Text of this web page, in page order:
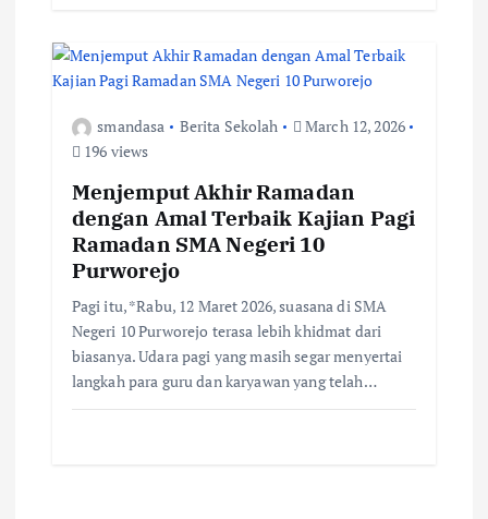
smandasa Berita Sekolah
March 12, 2026
196 views
Menjemput Akhir Ramadan
dengan Amal Terbaik Kajian Pagi
Ramadan SMA Negeri 10
Purworejo
Pagi itu, *Rabu, 12 Maret 2026, suasana di SMA
Negeri 10 Purworejo terasa lebih khidmat dari
biasanya. Udara pagi yang masih segar menyertai
langkah para guru dan karyawan yang telah…